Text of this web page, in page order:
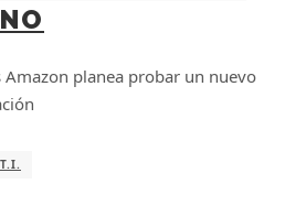
Amazon planea probar un nuevo